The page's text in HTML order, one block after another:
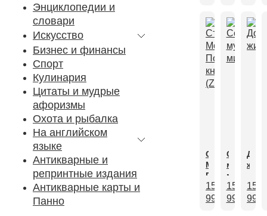
Энциклопедии и
словари
Искусство
Бизнес и финансы
Спорт
Кулинария
Цитаты и мудрые
афоризмы
Охота и рыбалка
На английском
языке
Антикварные и
репринтные издания
Антикварные карты и
Панно
Старая
Москва.
Подарочная
книга
(ZV)
15
990,00
музеев
мира
15
990,00
15